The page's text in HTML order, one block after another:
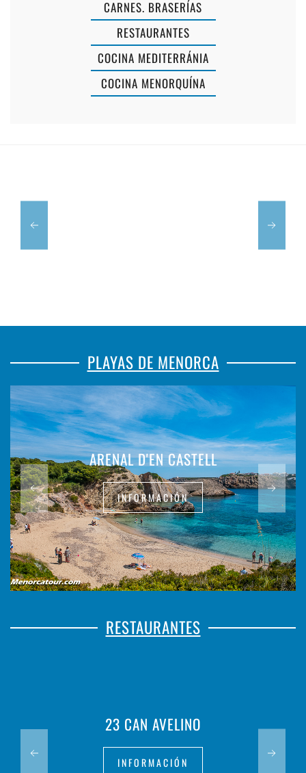
CARNES. BRASERÍAS
RESTAURANTES
COCINA MEDITERRÁNIA
COCINA MENORQUÍNA
PLAYAS DE MENORCA
ARENAL D'EN CASTELL
INFORMACIÓN
RESTAURANTES
23 CAN AVELINO
INFORMACIÓN